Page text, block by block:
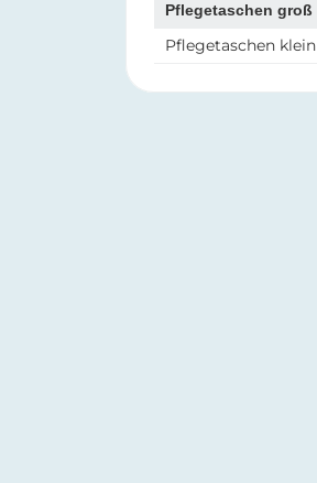
Pflegetaschen groß
Pflegetaschen klein